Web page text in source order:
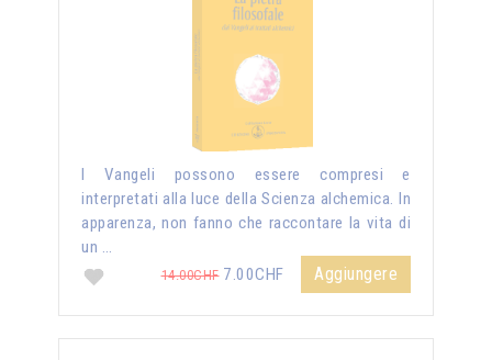
I Vangeli possono essere compresi e
interpretati alla luce della Scienza alchemica. In
apparenza, non fanno che raccontare la vita di
un …
14.00CHF7.00CHF Aggiungere